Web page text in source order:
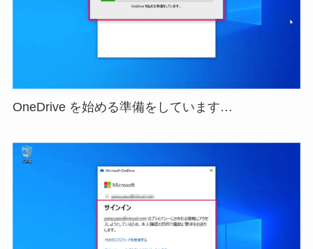
OneDrive を始める準備をしています…